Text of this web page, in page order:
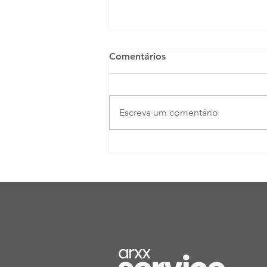
Comentários
Escreva um comentário